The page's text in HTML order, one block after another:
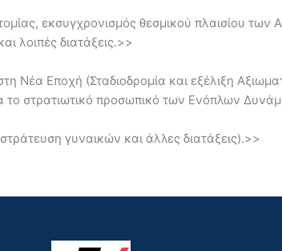
εκσυγχρονισμός θεσμικού πλαισίου των
λοιπές διατάξεις.>>
Εποχή (Σταδιοδρομία και εξέλιξη
το στρατιωτικό προσωπικό των Ενόπλων
γυναικών και άλλες διατάξεις).>>